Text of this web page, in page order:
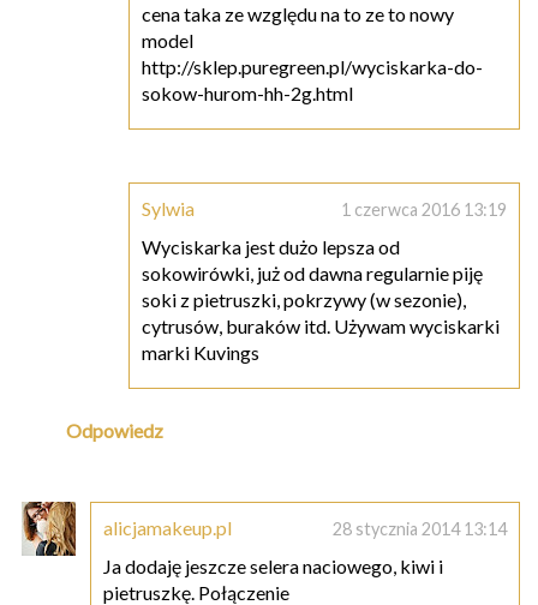
cena taka ze względu na to ze to nowy
model
http://sklep.puregreen.pl/wyciskarka-do-
sokow-hurom-hh-2g.html
Sylwia 1 czerwca 2016 13:19
Wyciskarka jest dużo lepsza od
sokowirówki, już od dawna regularnie piję
soki z pietruszki, pokrzywy (w sezonie),
cytrusów, buraków itd. Używam wyciskarki
marki Kuvings
Odpowiedz
alicjamakeup.pl 28 stycznia 2014 13:14
Ja dodaję jeszcze selera naciowego, kiwi i
pietruszkę. Połączenie